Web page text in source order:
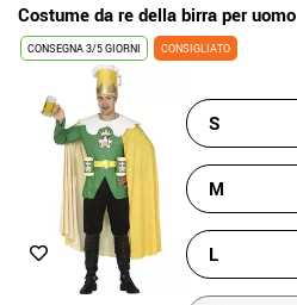
Costume da re della birra per uomo
CONSEGNA 3/5 GIORNI CONSIGLIATO
S
M
L